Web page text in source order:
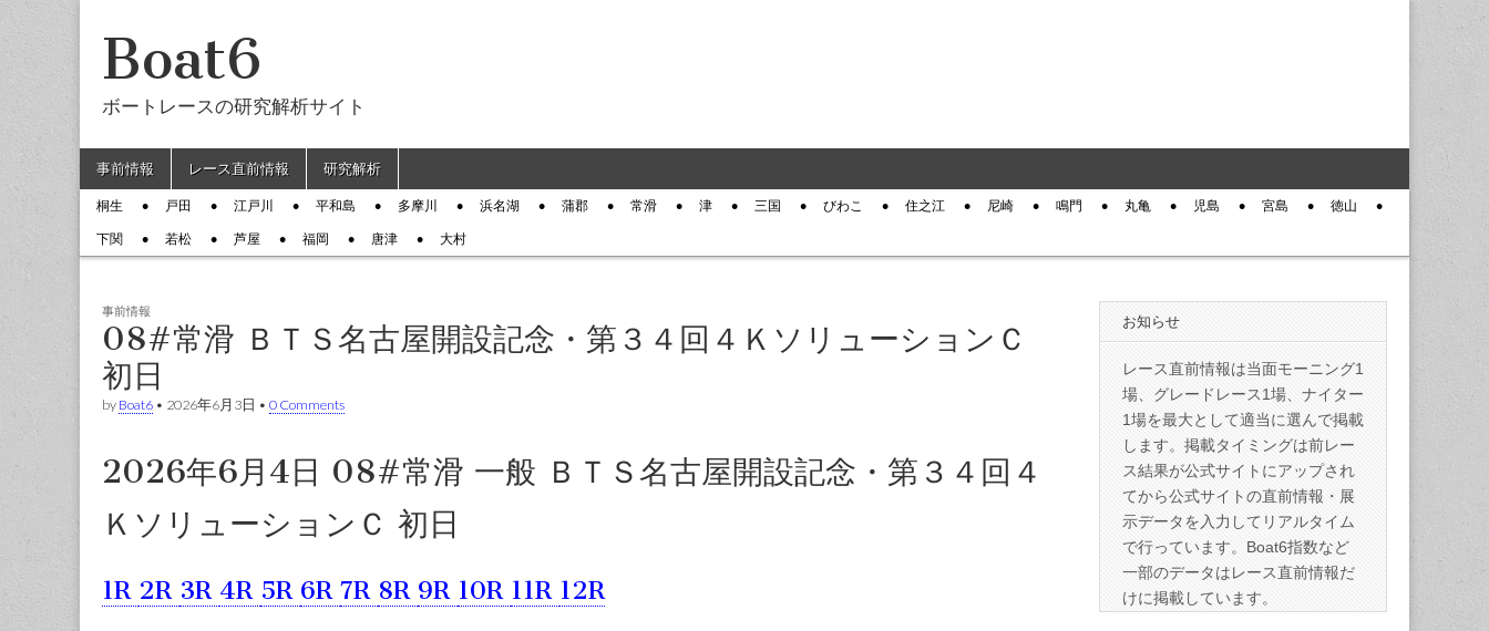
Boat6
ボートレースの研究解析サイト
Main menu
Skip to content
事前情報 レース直前情報 研究解析
Sub menu
桐生 戸田 江戸川 平和島 多摩川 浜名湖 蒲郡 常滑 津 三国 びわこ 住之江 尼崎 鳴門 丸亀 児島 宮島 徳山
下関 若松 芦屋 福岡 唐津 大村
事前情報
08#常滑 ＢＴＳ名古屋開設記念・第３４回４ＫソリューションＣ
初日
by Boat6 • 2026年6月3日 • 0 Comments
2026年6月4日 08#常滑 一般 ＢＴＳ名古屋開設記念・第３４回４
ＫソリューションＣ 初日
1R 2R 3R 4R 5R 6R 7R 8R 9R 10R 11R 12R
お知らせ
レース直前情報は当面モーニング1
場、グレードレース1場、ナイター
1場を最大として適当に選んで掲載
します。掲載タイミングは前レー
ス結果が公式サイトにアップされ
てから公式サイトの直前情報・展
示データを入力してリアルタイム
で行っています。Boat6指数など
一部のデータはレース直前情報だ
けに掲載しています。